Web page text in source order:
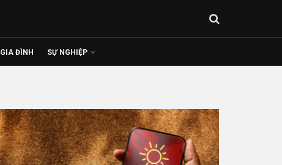
GIA ĐÌNH SỰ NGHIỆP